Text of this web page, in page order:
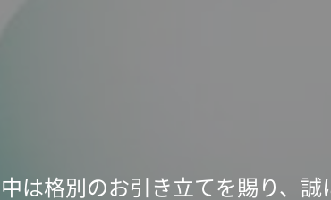
は格別のお引き立てを賜り、誠